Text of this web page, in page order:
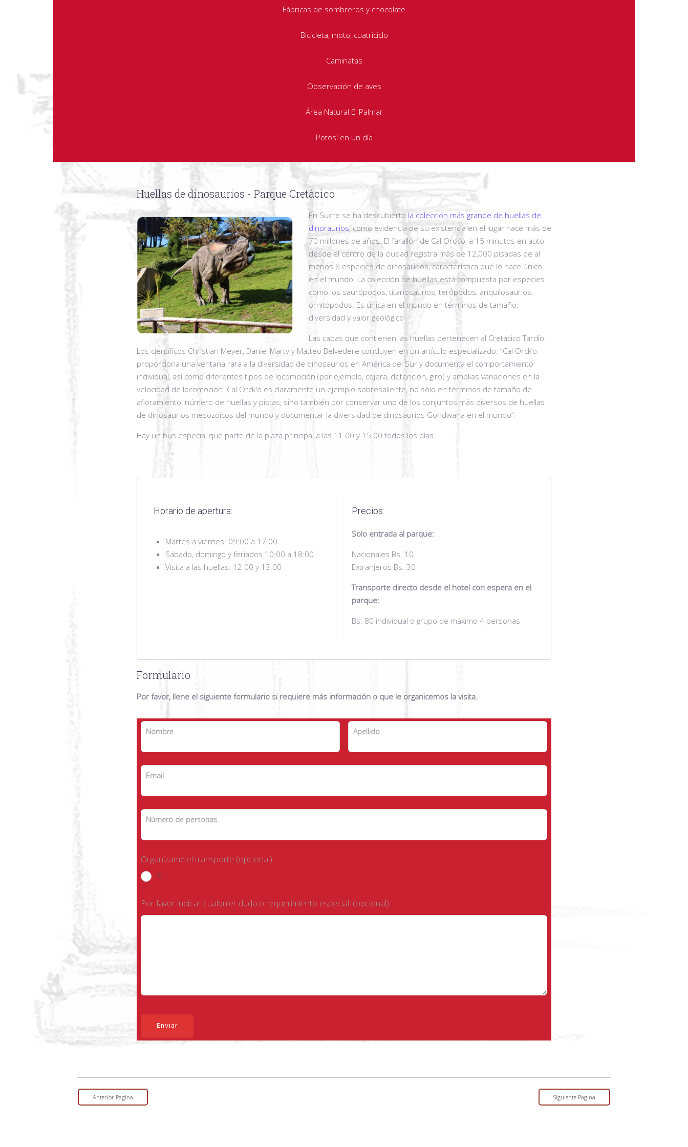
Fábricas de sombreros y chocolate
Bicicleta, moto, cuatriciclo
Caminatas
Observación de aves
Área Natural El Palmar
Potosí en un día
Huellas de dinosaurios - Parque Cretácico
En Sucre se ha descubierto la colección más grande de huellas de
dinoraurios, como evidencia de su existencia en el lugar hace más de
70 millones de años. El farallón de Cal Orck’o, a 15 minutos en auto
desde el centro de la ciudad registra más de 12,000 pisadas de al
menos 8 especies de dinosaurios, característica que lo hace único
en el mundo. La colección de huellas está compuesta por especies
como los saurópodos, titanosaurios, terópodos, anquilosaurios,
ornitópodos. Es única en el mundo en términos de tamaño,
diversidad y valor geológico
Las capas que contienen las huellas pertenecen al Cretácico Tardío.
Los científicos Christian Meyer, Daniel Marty y Matteo Belvedere concluyen en un artículo especializado: “Cal Orck’o
proporciona una ventana rara a la diversidad de dinosaurios en América del Sur y documenta el comportamiento
individual, así como diferentes tipos de locomoción (por ejemplo, cojera, detención, giro) y amplias variaciones en la
velocidad de locomoción. Cal Orck'o es claramente un ejemplo sobresaliente, no sólo en términos de tamaño de
afloramiento, número de huellas y pistas, sino también por conservar uno de los conjuntos más diversos de huellas
de dinosaurios mesozoicos del mundo y documentar la diversidad de dinosaurios Gondwana en el mundo”.
Hay un bus especial que parte de la plaza principal a las 11.00 y 15.00 todos los días.
Horario de apertura:
Martes a viernes: 09:00 a 17:00
Sábado, domingo y feriados 10:00 a 18:00
Visita a las huellas: 12:00 y 13:00
Precios:
Solo entrada al parque:
Nacionales Bs. 10
Extranjeros Bs. 30
Transporte directo desde el hotel con espera en el
parque:
Bs. 80 individual o grupo de máximo 4 personas
Formulario
Por favor, llene el siguiente formulario si requiere más información o que le organicemos la visita.
Leave
this
field
blank
Nombre Apellido
Email
Número de personas
Organízame el transporte (opcional)
Si
Por favor indicar cualquier duda o requerimiento especial. (opcional)
Enviar
Anterior Pagina Siguiente Pagina